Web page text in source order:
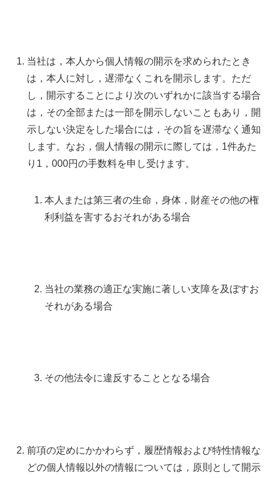
当社は，本人から個人情報の開示を求められたとき
は，本人に対し，遅滞なくこれを開示します。ただ
し，開示することにより次のいずれかに該当する場合
は，その全部または一部を開示しないこともあり，開
示しない決定をした場合には，その旨を遅滞なく通知
します。なお，個人情報の開示に際しては，1件あた
り1，000円の手数料を申し受けます。
本人または第三者の生命，身体，財産その他の権
利利益を害するおそれがある場合
当社の業務の適正な実施に著しい支障を及ぼすお
それがある場合
その他法令に違反することとなる場合
前項の定めにかかわらず，履歴情報および特性情報な
どの個人情報以外の情報については，原則として開示